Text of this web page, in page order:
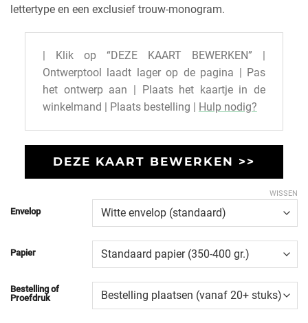
lettertype en een exclusief trouw-monogram.
| Klik op “DEZE KAART BEWERKEN” |
Ontwerptool laadt lager op de pagina | Pas
het ontwerp aan | Plaats het kaartje in de
winkelmand | Plaats bestelling |
Hulp nodig?
DEZE KAART BEWERKEN >>
Envelop
Papier
Bestelling of
Proefdruk
WISSEN